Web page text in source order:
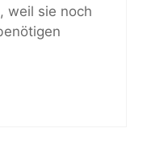
weil sie noch